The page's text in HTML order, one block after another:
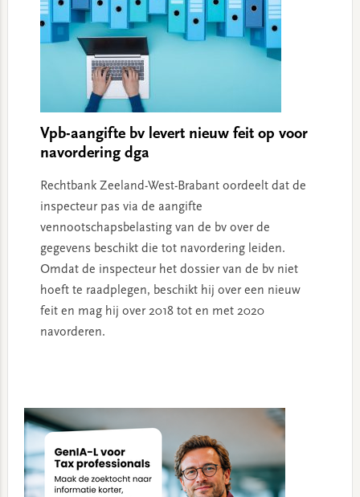
Vpb-aangifte bv levert nieuw feit op voor
navordering dga
Rechtbank Zeeland-West-Brabant oordeelt dat de
inspecteur pas via de aangifte
vennootschapsbelasting van de bv over de
gegevens beschikt die tot navordering leiden.
Omdat de inspecteur het dossier van de bv niet
hoeft te raadplegen, beschikt hij over een nieuw
feit en mag hij over 2018 tot en met 2020
navorderen.
Sidebar